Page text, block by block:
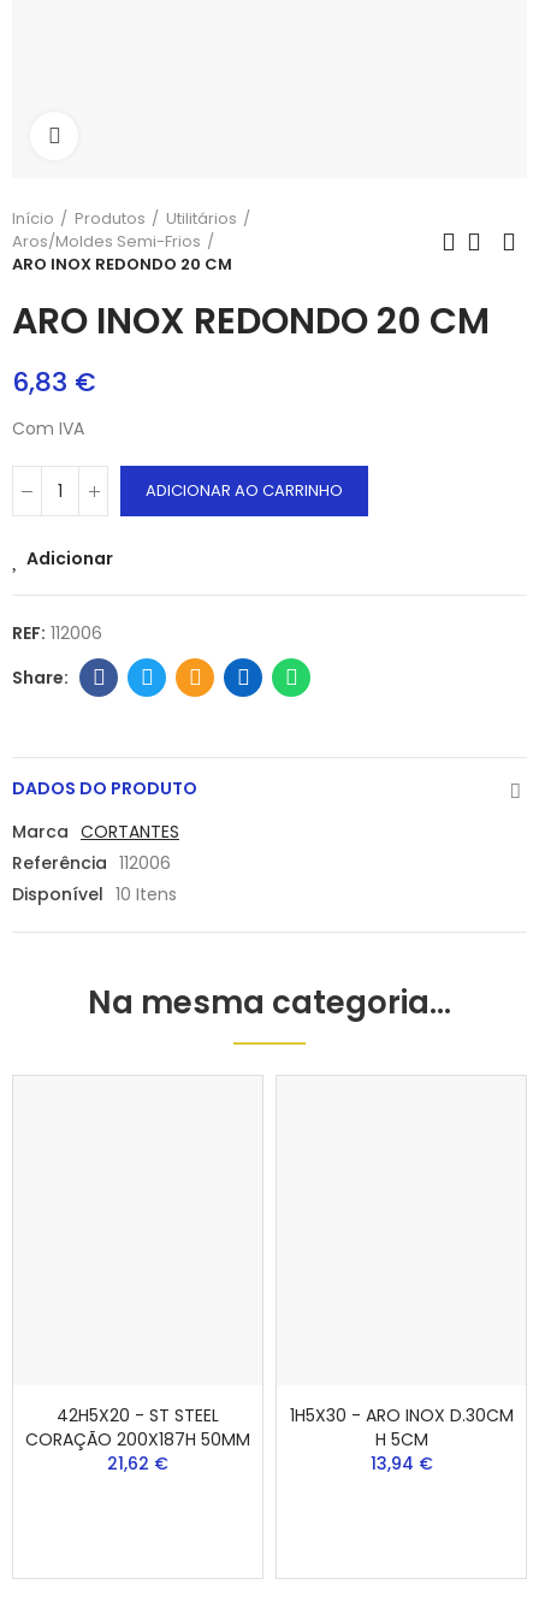
Início Produtos
Utilitários
Aros/Moldes Semi-Frios
ARO INOX REDONDO 20 CM
ARO INOX REDONDO 20 CM
6,83 €
Com IVA
ADICIONAR AO CARRINHO
Adicionar
REF: 112006
DADOS DO PRODUTO
Marca CORTANTES
Referência 112006
Disponível 10 Itens
Na mesma categoria...
42H5X20 - ST STEEL
CORAÇÃO 200X187H 50MM
21,62 €
1H5X30 - ARO INOX D.30CM
H 5CM
13,94 €